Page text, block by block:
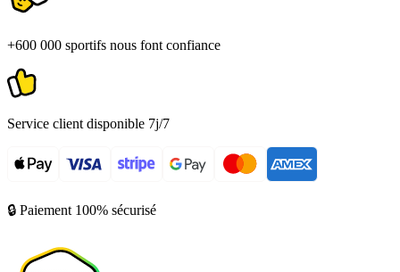
+600 000 sportifs nous font confiance
Service client disponible 7j/7
🔒 Paiement 100% sécurisé